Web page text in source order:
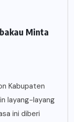
Minta
Kabupaten
layang-layang
ini diberi